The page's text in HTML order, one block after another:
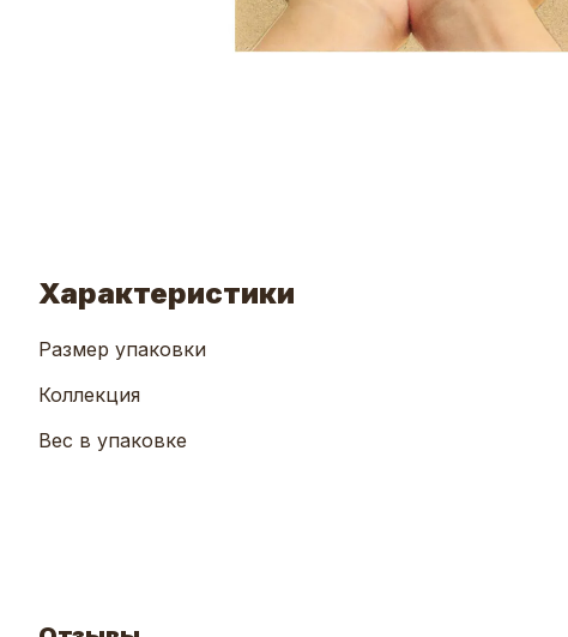
Характеристики
Размер упаковки
Коллекция
Вес в упаковке